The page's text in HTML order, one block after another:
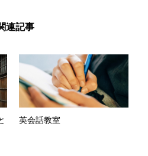
連記事
英会話教室